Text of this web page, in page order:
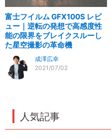
富士フイルム GFX100S レビ
ュー｜逆転の発想で高感度性
能の限界をブレイクスルーし
た星空撮影の革命機
成澤広幸
2021/07/02
人気記事